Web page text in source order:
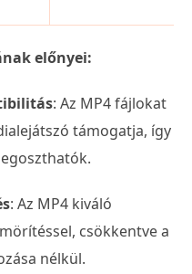
előnyei:
: Az MP4 fájlokat
támogatja, így
: Az MP4 kiváló
csökkentve a
nélkül.